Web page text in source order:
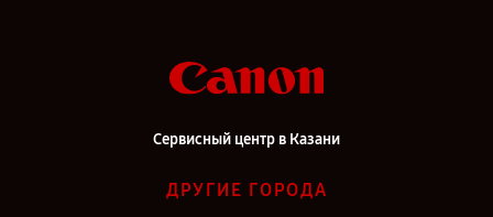
Сервисный центр в Казани
ДРУГИЕ ГОРОДА